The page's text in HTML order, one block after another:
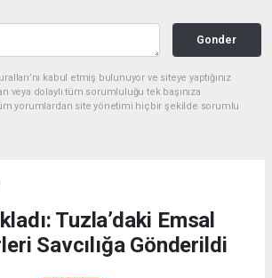
Gonder
kabul etmiş bulunuyor ve siteye yaptığınız
veya dolaylı tüm sorumluluğu tek başınıza
yorumlardan site yönetimi hiçbir şekilde sorumlu
Tuzla’daki Emsal
Savcılığa Gönderildi